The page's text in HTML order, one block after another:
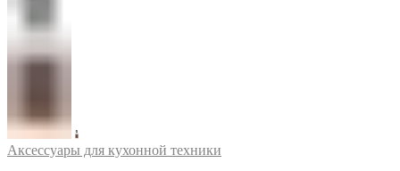
Аксессуары для кухонной техники